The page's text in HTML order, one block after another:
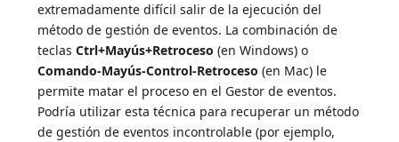
extremadamente difícil salir de la ejecución del
método de gestión de eventos. La combinación de
teclasCtrl+Mayús+Retroceso (en Windows) o
Comando-Mayús-Control-Retroceso (en Mac) le
permite matar el proceso en el Gestor de eventos.
Podría utilizar esta técnica para recuperar un método
de gestión de eventos incontrolable (por ejemplo,